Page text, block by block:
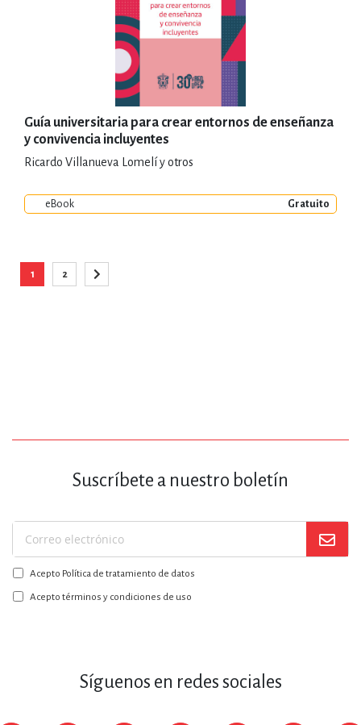
Guía universitaria para crear entornos de enseñanza
y convivencia incluyentes
Ricardo Villanueva Lomelí y otros
eBook Gratuito
Está viendo la página
1
Página
2
Página
Siguiente
Suscríbete a nuestro boletín
Suscríbase
a
nuestro
boletín:
Acepto Política de tratamiento de datos
Acepto términos y condiciones de uso
Síguenos en redes sociales